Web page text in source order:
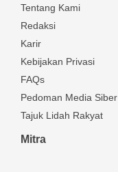
Tentang Kami
Redaksi
Karir
Kebijakan Privasi
FAQs
Pedoman Media Siber
Tajuk Lidah Rakyat
Mitra